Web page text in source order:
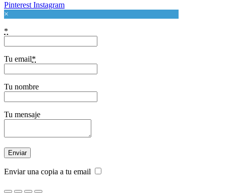
Pinterest Instagram
×
*
Tu email*
Tu nombre
Tu mensaje
Enviar una copia a tu email